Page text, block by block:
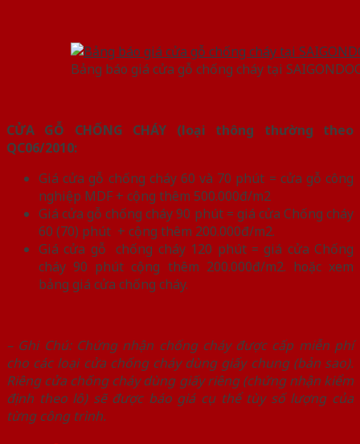
Bảng báo giá cửa gỗ chống cháy tại
CỬA GỖ CHỐNG CHÁY (loại thông thường theo
QC06/2010:
Giá cửa gỗ chống cháy 60 và 70 phút = cửa gỗ công
nghiệp MDF + cộng thêm 500.000đ/m2
Giá cửa gỗ chống cháy 90 phút = giá cửa Chống cháy
60 (70) phút + cộng thêm 200.000đ/m2.
Giá cửa gỗ chống cháy 120 phút = giá cửa Chống
cháy 90 phút cộng thêm 200.000đ/m2. hoặc xem
bảng giá cửa chống cháy.
– Ghi Chú: Chứng nhận chống cháy được cấp miễn phí
cho các loại cửa chống cháy dùng giấy chung (bản sao).
Riêng cửa chống cháy dùng giấy riêng (chứng nhận kiểm
định theo lô) sẽ được báo giá cụ thể tùy số lượng của
từng công trình.